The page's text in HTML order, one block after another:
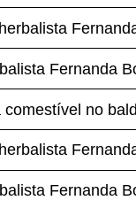
Fernanda
no
Fernanda